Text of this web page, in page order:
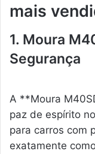
mais
1. Moura
Segurança
A **Moura
paz de espírito
para carros com
exatamente